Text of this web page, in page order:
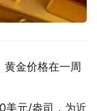
金价格在一周
美元/盎司，为近